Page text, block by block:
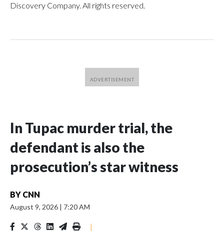
Discovery Company. All rights reserved.
In Tupac murder trial, the
defendant is also the
prosecution’s star witness
BY CNN
August 9, 2026 | 7:20 AM
|